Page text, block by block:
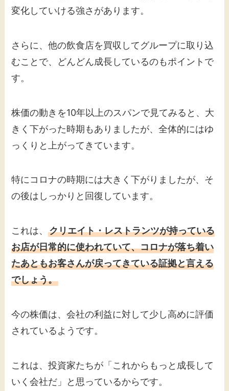
変化していける強さがあります。
さらに、他の飲食店を買収してグループに取り込
むことで、どんどん成長しているのもポイントで
す。
株価の動きを10年以上のスパンで見てみると、大
きく下がった時期もありましたが、全体的にはゆ
っくりと上がってきています。
特にコロナの時期には大きく下がりましたが、そ
の後はしっかりと回復しています。
これは、クリエイト・レストランツが持っている
お店が日常的に使われていて、コロナが落ち着い
たあともお客さんが戻ってきている証拠と言える
でしょう。
今の株価は、会社の利益に対して少し高めに評価
されているようです。
これは、投資家たちが「これからもっと成長して
いく会社だ」と思っているからです。